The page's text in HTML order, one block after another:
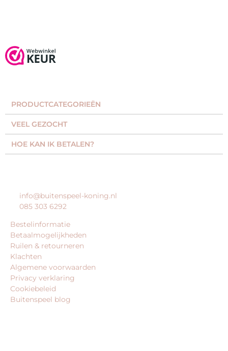
PRODUCTCATEGORIEËN​
VEEL GEZOCHT​
HOE KAN IK BETALEN?
info@buitenspeel-koning.nl
085 303 6292
Bestelinformatie
Betaalmogelijkheden
Ruilen & retourneren
Klachten
Algemene voorwaarden
Privacy verklaring
Cookiebeleid
Buitenspeel blog